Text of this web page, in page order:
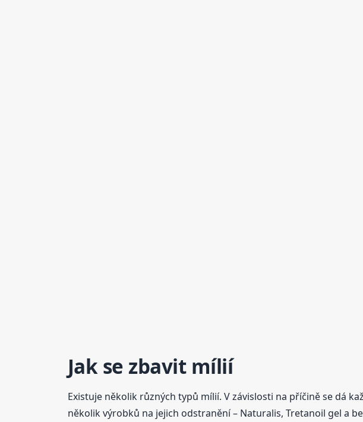
Jak se zbavit mílií
Existuje několik různých typů mílií. V závislosti na příčině se dá
několik výrobků na jejich odstranění – Naturalis, Tretanoil gel a